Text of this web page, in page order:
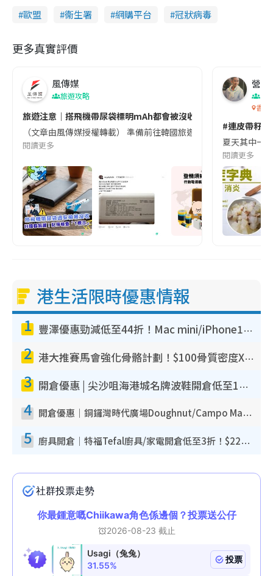
歐盟
衞生署 網購平台 冠狀病毒
更多真實評價
風傳媒
旅遊攻略
旅遊注意｜搭飛機帶尿袋標明mAh都會被沒收😱出發前切記檢查
（文章由風傳媒授權轉載） 準備前往韓國旅遊的民眾，近期要
閱讀更多
營養
香港
#連皮帶籽
夏天其中一
閱讀更多
港生活限時優惠情報
1 豐澤優惠勁減低至44折！Mac mini/iPhone17Pro大減價！廚房家電$220起
2 港大推賽馬會強化骨骼計劃！$100骨質密度X光檢查 完成免費運動訓練送超市禮券！附參加資格
3 開倉優惠 | 尖沙咀海港城名牌波鞋開倉低至1折！On鞋$899起／Joy&Peace鞋履$98起
4 開倉優惠｜銅鑼灣時代廣場Doughnut/Campo Marzio開倉低至1折！背囊、書包、手袋劈價$200起
5 廚具開倉｜特福Tefal廚具/家電開倉低至3折！$220起買平底鍋/炒鑊/湯煲！電飯煲/吸塵機/燙斗$418起